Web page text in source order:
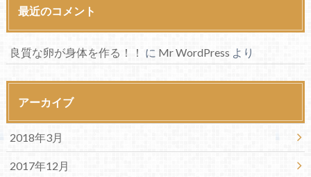
最近のコメント
良質な卵が身体を作る！！ に Mr WordPress より
アーカイブ
2018年3月
2017年12月